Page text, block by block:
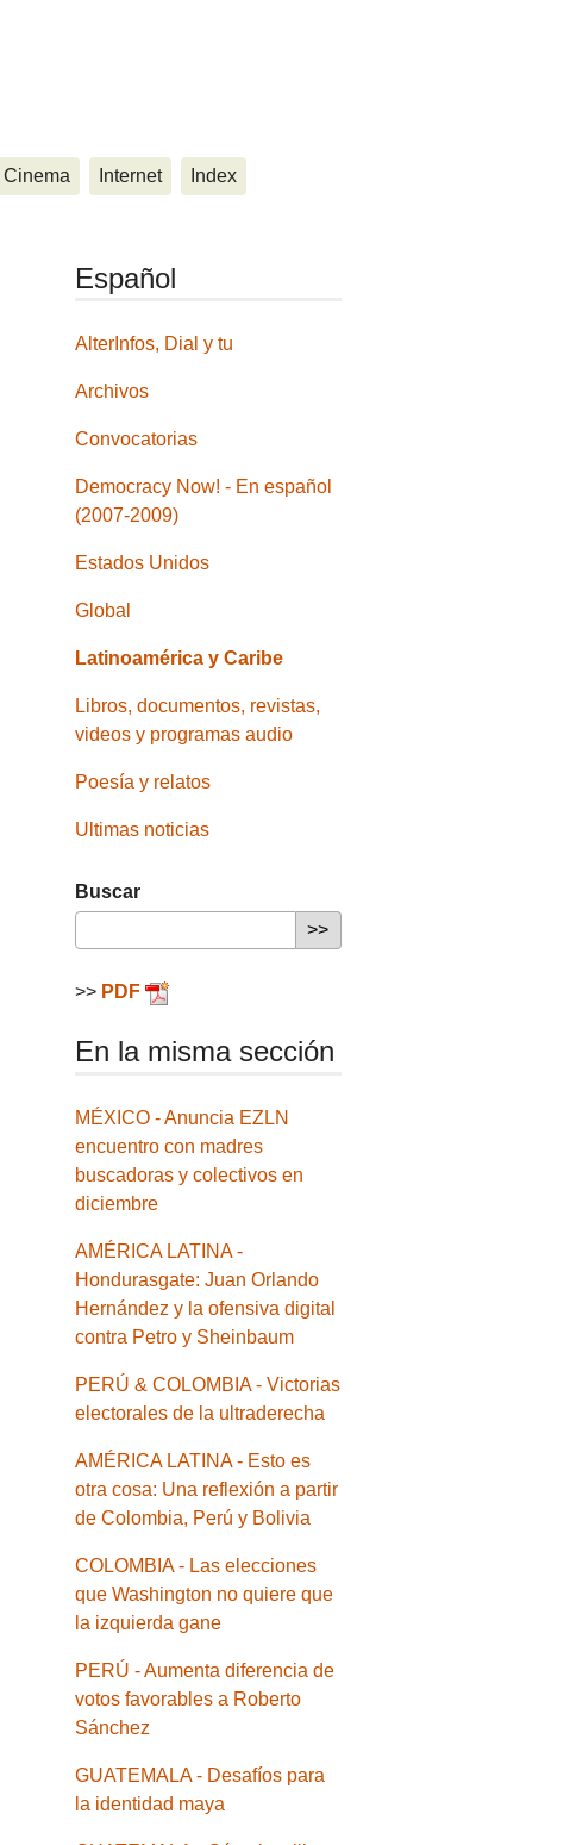
Cinema Internet Index
Español
AlterInfos, Dial y tu
Archivos
Convocatorias
Democracy Now! - En español
(2007-2009)
Estados Unidos
Global
Latinoamérica y Caribe
Libros, documentos, revistas,
videos y programas audio
Poesía y relatos
Ultimas noticias
Buscar
>> PDF
En la misma sección
MÉXICO - Anuncia EZLN
encuentro con madres
buscadoras y colectivos en
diciembre
AMÉRICA LATINA -
Hondurasgate: Juan Orlando
Hernández y la ofensiva digital
contra Petro y Sheinbaum
PERÚ & COLOMBIA - Victorias
electorales de la ultraderecha
AMÉRICA LATINA - Esto es
otra cosa: Una reflexión a partir
de Colombia, Perú y Bolivia
COLOMBIA - Las elecciones
que Washington no quiere que
la izquierda gane
PERÚ - Aumenta diferencia de
votos favorables a Roberto
Sánchez
GUATEMALA - Desafíos para
la identidad maya